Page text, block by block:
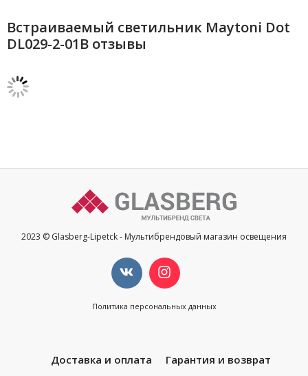
Встраиваемый светильник Maytoni Dot
DL029-2-01B отзывы
2023 © Glasberg-Lipetck - Мультибрендовый магазин освещения
Политика персональных данных
Доставка и оплата Гарантия и возврат